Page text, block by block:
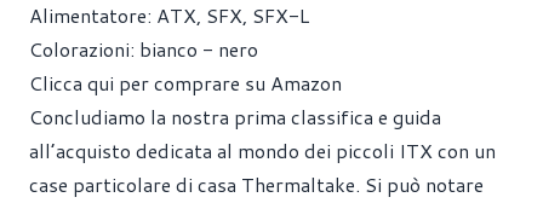
Alimentatore: ATX, SFX, SFX-L
Colorazioni: bianco - nero
Clicca qui per comprare su Amazon
Concludiamo la nostra prima classifica e guida
all’acquisto dedicata al mondo dei piccoli ITX con un
case particolare di casa Thermaltake. Si può notare